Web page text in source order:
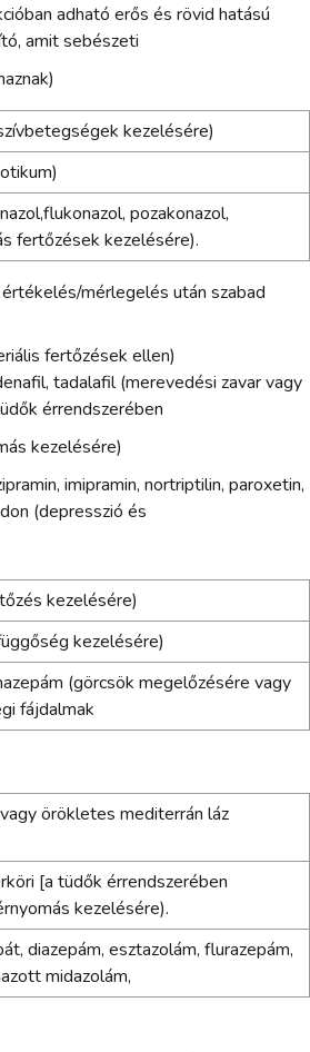
adható erős és rövid hatású
amit sebészeti
kezelésére)
pozakonazol,
fertőzések kezelésére).
mérlegelés után szabad
fertőzések ellen)
tadalafil (merevedési zavar vagy
érrendszerében
kezelésére)
imipramin, nortriptilin, paroxetin,
(depresszió és
kezelésére)
kezelésére)
(görcsök megelőzésére vagy
fájdalmak
örökletes mediterrán láz
[a tüdők érrendszerében
kezelésére).
diazepám, esztazolám, flurazepám,
midazolám,